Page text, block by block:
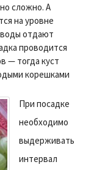
сложно. А
на уровне
отдают
проводится
— тогда куст
корешками
При посадке
необходимо
выдерживать
интервал